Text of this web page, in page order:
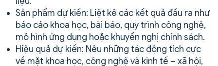
Sản phẩm dự kiến: Liệt kê các kết quả đầu ra như
báo cáo khoa học, bài báo, quy trình công nghệ,
mô hình ứng dụng hoặc khuyến nghị chính sách.
Hiệu quả dự kiến: Nêu những tác động tích cực
về mặt khoa học, công nghệ và kinh tế – xã hội,